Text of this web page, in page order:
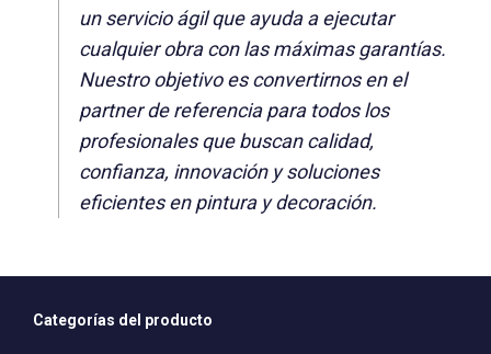
un servicio ágil que ayuda a ejecutar
cualquier obra con las máximas garantías.
Nuestro objetivo es convertirnos en el
partner de referencia para todos los
profesionales que buscan calidad,
confianza, innovación y soluciones
eficientes en pintura y decoración.
Categorías del producto